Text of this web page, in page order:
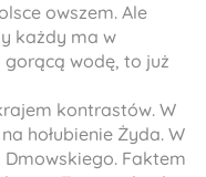
owszem. Ale
każdy ma w
gorącą wodę, to już
kontrastów. W
hołubienie Żyda. W
Faktem